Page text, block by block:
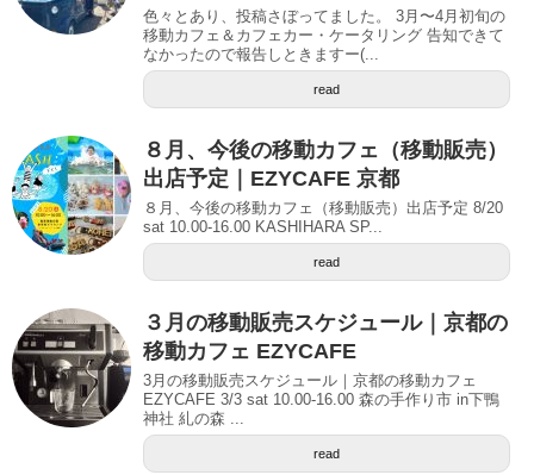
色々とあり、投稿さぼってました。 3月〜4月初旬の
移動カフェ＆カフェカー・ケータリング 告知できて
なかったので報告しときますー(...
read
８月、今後の移動カフェ（移動販売）
出店予定｜EZYCAFE 京都
８月、今後の移動カフェ（移動販売）出店予定 8/20
sat 10.00-16.00 KASHIHARA SP...
read
３月の移動販売スケジュール｜京都の
移動カフェ EZYCAFE
3月の移動販売スケジュール｜京都の移動カフェ
EZYCAFE 3/3 sat 10.00-16.00 森の手作り市 in下鴨
神社 糺の森 ...
read